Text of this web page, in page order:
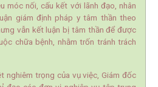
móc nối, cấu kết với lãnh đạo, nhân
giám định pháp y tâm thần theo
vẫn kết luận bị tâm thần để được
chữa bệnh, nhằm trốn tránh trách
nghiêm trọng của vụ việc, Giám đốc